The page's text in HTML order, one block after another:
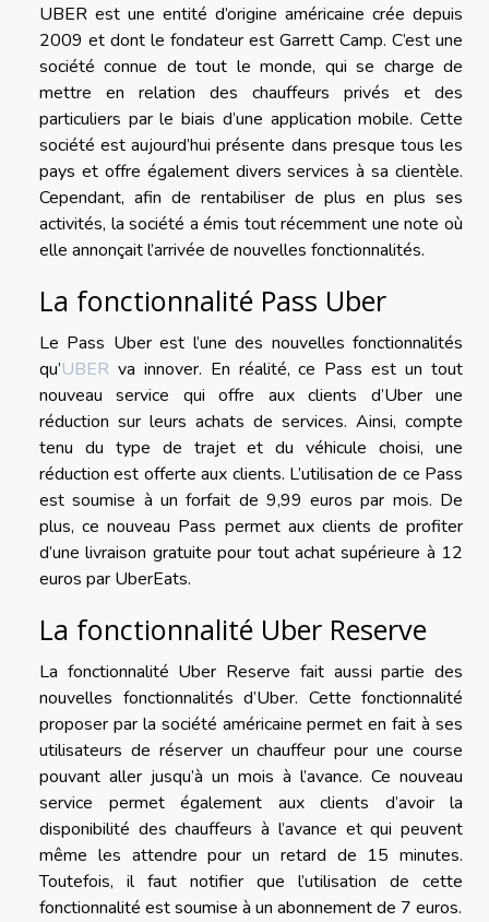
UBER est une entité d’origine américaine crée depuis
2009 et dont le fondateur est Garrett Camp. C’est une
société connue de tout le monde, qui se charge de
mettre en relation des chauffeurs privés et des
particuliers par le biais d’une application mobile. Cette
société est aujourd’hui présente dans presque tous les
pays et offre également divers services à sa clientèle.
Cependant, afin de rentabiliser de plus en plus ses
activités, la société a émis tout récemment une note où
elle annonçait l’arrivée de nouvelles fonctionnalités.
La fonctionnalité Pass Uber
Le Pass Uber est l’une des nouvelles fonctionnalités
qu’UBER va innover. En réalité, ce Pass est un tout
nouveau service qui offre aux clients d’Uber une
réduction sur leurs achats de services. Ainsi, compte
tenu du type de trajet et du véhicule choisi, une
réduction est offerte aux clients. L’utilisation de ce Pass
est soumise à un forfait de 9,99 euros par mois. De
plus, ce nouveau Pass permet aux clients de profiter
d’une livraison gratuite pour tout achat supérieure à 12
euros par UberEats.
La fonctionnalité Uber Reserve
La fonctionnalité Uber Reserve fait aussi partie des
nouvelles fonctionnalités d’Uber. Cette fonctionnalité
proposer par la société américaine permet en fait à ses
utilisateurs de réserver un chauffeur pour une course
pouvant aller jusqu’à un mois à l’avance. Ce nouveau
service permet également aux clients d’avoir la
disponibilité des chauffeurs à l’avance et qui peuvent
même les attendre pour un retard de 15 minutes.
Toutefois, il faut notifier que l’utilisation de cette
fonctionnalité est soumise à un abonnement de 7 euros.